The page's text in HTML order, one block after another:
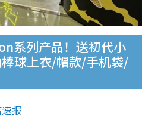
系列产品！送初代小
球上衣/帽款/手机袋/
报